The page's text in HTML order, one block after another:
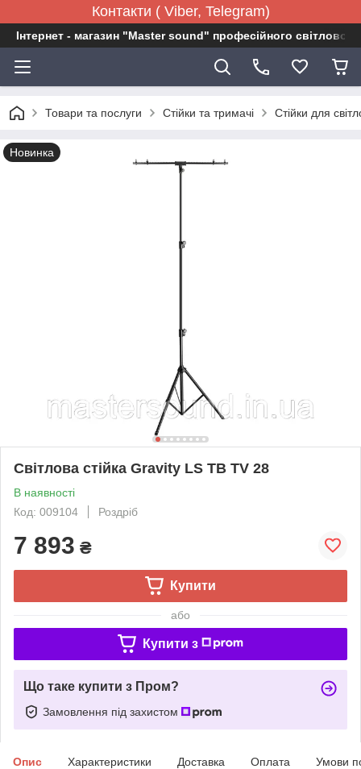
Контакти ( Viber, Telegram)
Інтернет - магазин "Master sound" професійного
Товари та послуги Стійки та тримачі Стійки для
Новинка
Світлова стійка Gravity LS TB TV 28
В наявності
Код: 009104
Роздріб
7 893 ₴
Купити
або
Купити з
Що таке купити з Пром?
Замовлення під захистом
Опис Характеристики Доставка Оплата Умови